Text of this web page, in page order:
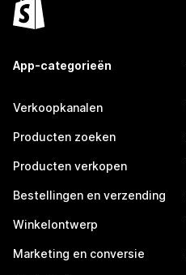
App-categorieën
Verkoopkanalen
Producten zoeken
Producten verkopen
Bestellingen en verzending
Winkelontwerp
Marketing en conversie